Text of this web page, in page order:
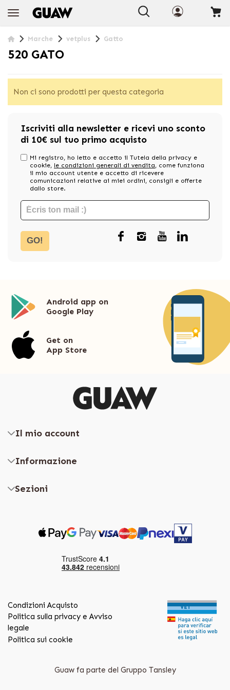
Marche vetplus Gatto
520 GATO
Non ci sono prodotti per questa categoria
Iscriviti alla newsletter e ricevi uno sconto
di 10€ sul tuo primo acquisto
Mi registro, ho letto e accetto il Tutela della privacy e
cookie, le condizioni generali di vendita, come funziona
il mio account utente e accetto di ricevere
comunicazioni relative ai miei ordini, consigli e offerte
dallo store.
GO!
Android app on
Google Play
Get on
App Store
Il mio account
Informazione
Sezioni
Condizioni Acquisto
Politica sulla privacy e Avviso
legale
Politica sui cookie
Guaw fa parte del Gruppo Tansley